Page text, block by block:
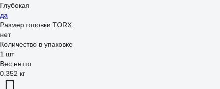
Глубокая
да
Размер головки TORX
нет
Количество в упаковке
1 шт
Вес нетто
0.352 кг